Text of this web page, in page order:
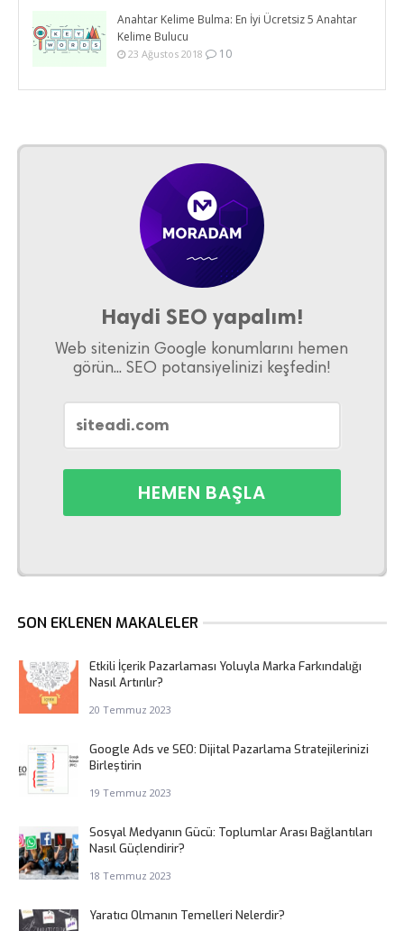
Anahtar Kelime Bulma: En İyi Ücretsiz 5 Anahtar
Kelime Bulucu
23 Ağustos 2018 10
Haydi SEO yapalım!
Web sitenizin Google konumlarını hemen
görün... SEO potansiyelinizi keşfedin!
SON EKLENEN MAKALELER
Etkili İçerik Pazarlaması Yoluyla Marka Farkındalığı
Nasıl Artırılır?
20 Temmuz 2023
Google Ads ve SEO: Dijital Pazarlama Stratejilerinizi
Birleştirin
19 Temmuz 2023
Sosyal Medyanın Gücü: Toplumlar Arası Bağlantıları
Nasıl Güçlendirir?
18 Temmuz 2023
Yaratıcı Olmanın Temelleri Nelerdir?